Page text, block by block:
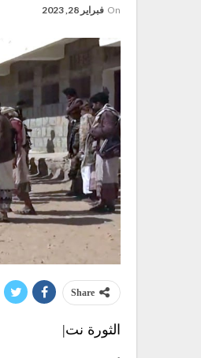
On فبراير 28, 2023
Share
الثورة نت|